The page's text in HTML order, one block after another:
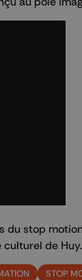
du stop
de Huy.
STOP